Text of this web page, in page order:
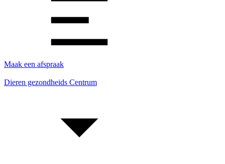
Maak een afspraak
Dieren gezondheids Centrum